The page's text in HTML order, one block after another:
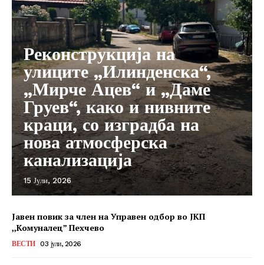
Реконструкција на
улиците „Илинденска“,
„Мирче Ацев“ и „Даме
Груев“, како и нивните
краци, со изградба на
нова атмосферска
канализација
15 Јули, 2026
Јавен повик за член на Управен одбор во ЈКП
,,Комуналец” Пехчево
ВЕСТИ 03 јули, 2026